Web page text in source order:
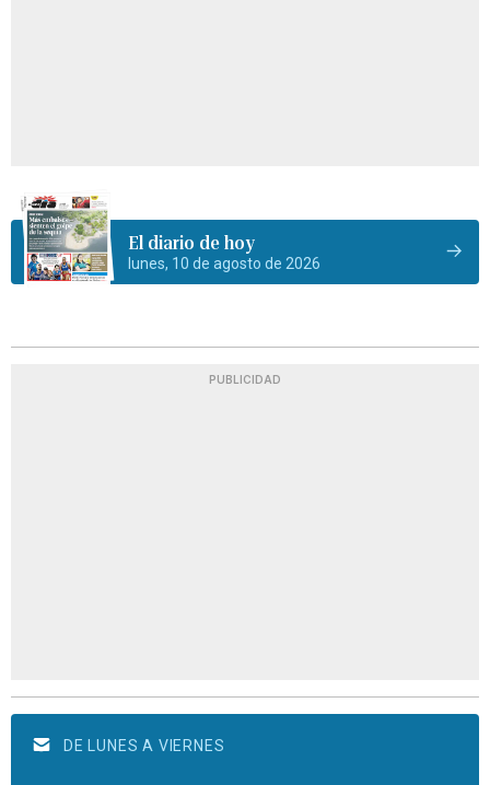
El diario de hoy
lunes, 10 de agosto de 2026
PUBLICIDAD
DE LUNES A VIERNES